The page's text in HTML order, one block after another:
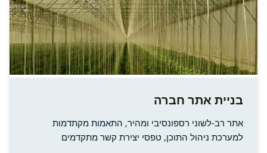
בניית אתר חברה
אתר רב-לשוני רספונסיבי ומהיר, התאמות מקתדמות
למערכת ניהול התוכן, טפסי יצירת קשר מתקדמים